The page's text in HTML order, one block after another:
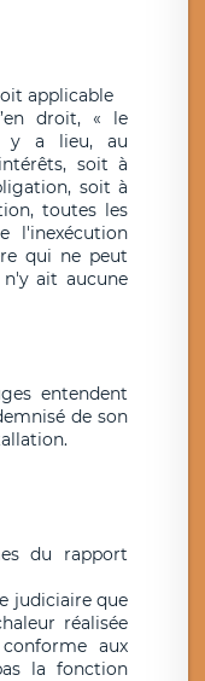
applicable
droit, « le
y a lieu, au
soit à
soit à
toutes les
l'inexécution
qui ne peut
ait aucune
entendent
de son
du rapport
judiciaire que
réalisée
aux
la fonction